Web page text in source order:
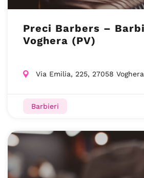
Preci Barbers –
Voghera (PV)
Via Emilia, 225, 27058
Barbieri